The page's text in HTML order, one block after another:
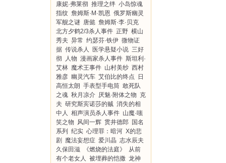
康妮·弗莱彻 推理之绊 小岛惊魂
指纹 詹姆斯·M·凯恩 俄罗斯幽灵
军舰之谜 唐懿 詹姆斯·李·贝克
北方夕鹤2/3杀人事件 正野 横山
秀夫 异常 约瑟芬·铁伊 微物证
据 传说杀人 医学悬疑小说 三好
彻
人物 漫画家杀人事件 斯坦利·
艾林 魔术王事件 山村美纱 西村
雅彦 幽灵汽车 艾伯比的终点
日
高恒太朗 手表型手电筒 敢死队
之魂 秋月凉介 厌魅·附体之物 克
夫 研究斯宾诺莎的贼 消失的相
中人 相声演员杀人事件 山魔·嗤
笑之物 风间一辉 贯井德郎 国名
系列
纪实 心理罪：暗河 X的悲
剧
魔法妄想症 爱川晶 志水辰夫
久保田滋
《燃烧的法庭》
从前
有个老女人 被埋葬的恺撒 龙神